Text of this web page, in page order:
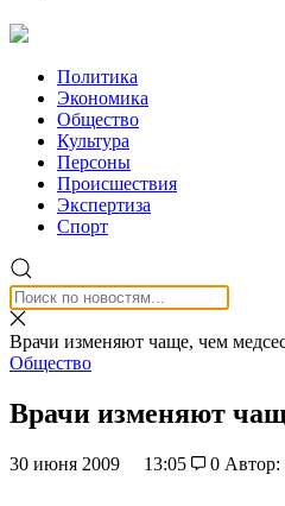
Политика
Экономика
Общество
Культура
Персоны
Происшествия
Экспертиза
Спорт
Врачи изменяют чаще, чем
Общество
Врачи изменяют
30 июня 2009 13:05 0 Автор: